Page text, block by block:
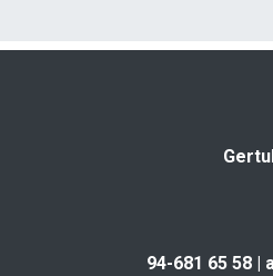
94-681 65 58 |